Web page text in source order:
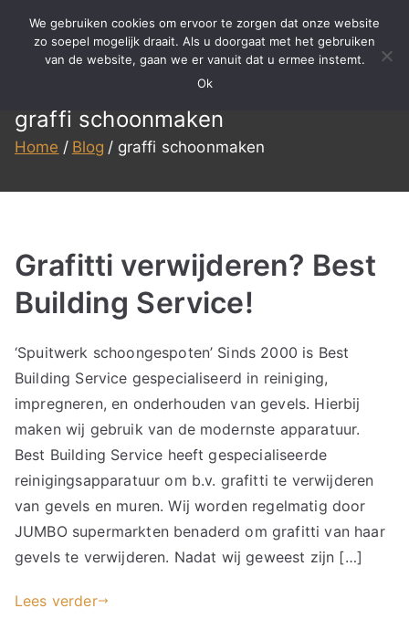
BBS
Reinigen
Meer dan 15 jaar ervaring in
specialistisch reinigen,
graffi schoonmaken
Home Blog graffi schoonmaken
Grafitti verwijderen? Best
Building Service!
‘Spuitwerk schoongespoten’ Sinds 2000 is Best
Building Service gespecialiseerd in reiniging,
impregneren, en onderhouden van gevels. Hierbij
maken wij gebruik van de modernste apparatuur.
Best Building Service heeft gespecialiseerde
reinigingsapparatuur om b.v. grafitti te verwijderen
van gevels en muren. Wij worden regelmatig door
JUMBO supermarkten benaderd om grafitti van haar
gevels te verwijderen. Nadat wij geweest zijn […]
Lees verder
We gebruiken cookies om ervoor te zorgen dat onze website
zo soepel mogelijk draait. Als u doorgaat met het gebruiken
van de website, gaan we er vanuit dat u ermee instemt.
Ok